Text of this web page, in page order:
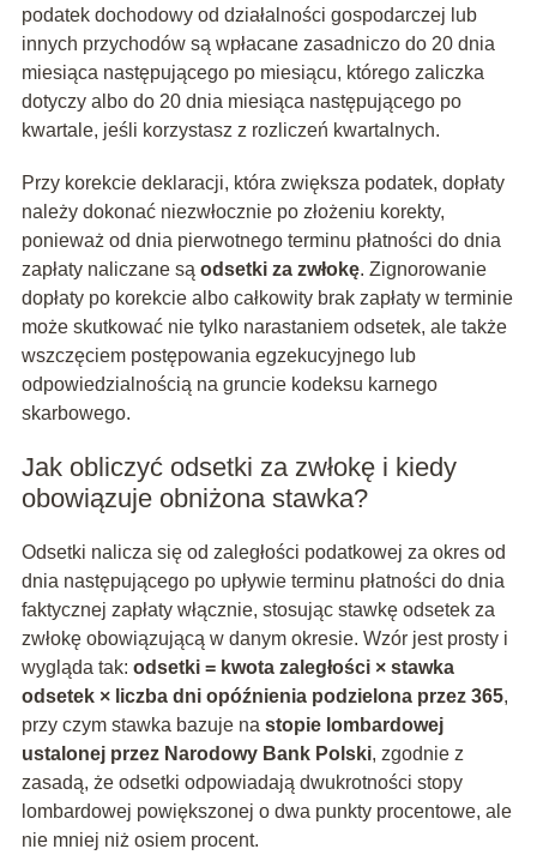
podatek dochodowy od działalności gospodarczej lub
innych przychodów są wpłacane zasadniczo do 20 dnia
miesiąca następującego po miesiącu, którego zaliczka
dotyczy albo do 20 dnia miesiąca następującego po
kwartale, jeśli korzystasz z rozliczeń kwartalnych.
Przy korekcie deklaracji, która zwiększa podatek, dopłaty
należy dokonać niezwłocznie po złożeniu korekty,
ponieważ od dnia pierwotnego terminu płatności do dnia
zapłaty naliczane są odsetki za zwłokę. Zignorowanie
dopłaty po korekcie albo całkowity brak zapłaty w terminie
może skutkować nie tylko narastaniem odsetek, ale także
wszczęciem postępowania egzekucyjnego lub
odpowiedzialnością na gruncie kodeksu karnego
skarbowego.
Jak obliczyć odsetki za zwłokę i kiedy
obowiązuje obniżona stawka?
Odsetki nalicza się od zaległości podatkowej za okres od
dnia następującego po upływie terminu płatności do dnia
faktycznej zapłaty włącznie, stosując stawkę odsetek za
zwłokę obowiązującą w danym okresie. Wzór jest prosty i
wygląda tak: odsetki = kwota zaległości × stawka
odsetek × liczba dni opóźnienia podzielona przez 365,
przy czym stawka bazuje na stopie lombardowej
ustalonej przez Narodowy Bank Polski, zgodnie z
zasadą, że odsetki odpowiadają dwukrotności stopy
lombardowej powiększonej o dwa punkty procentowe, ale
nie mniej niż osiem procent.